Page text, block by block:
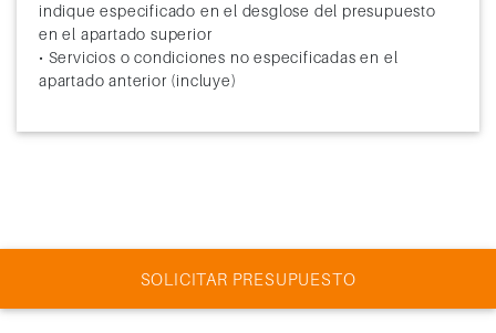
indique especificado en el desglose del presupuesto
en el apartado superior
• Servicios o condiciones no especificadas en el
apartado anterior (incluye)
SOLICITAR PRESUPUESTO